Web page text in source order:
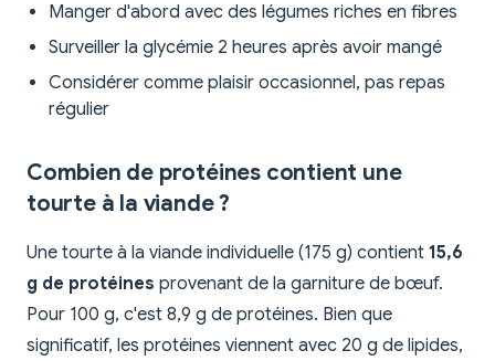
Manger d'abord avec des légumes riches en fibres
Surveiller la glycémie 2 heures après avoir mangé
Considérer comme plaisir occasionnel, pas repas
régulier
Combien de protéines contient une
tourte à la viande ?
Une tourte à la viande individuelle (175 g) contient 15,6
g de protéines provenant de la garniture de bœuf.
Pour 100 g, c'est 8,9 g de protéines. Bien que
significatif, les protéines viennent avec 20 g de lipides,